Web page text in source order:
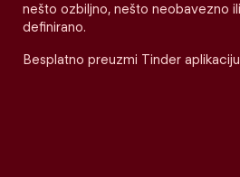
nešto ozbiljno, nešto neobavezno
definirano.
Besplatno preuzmi Tinder